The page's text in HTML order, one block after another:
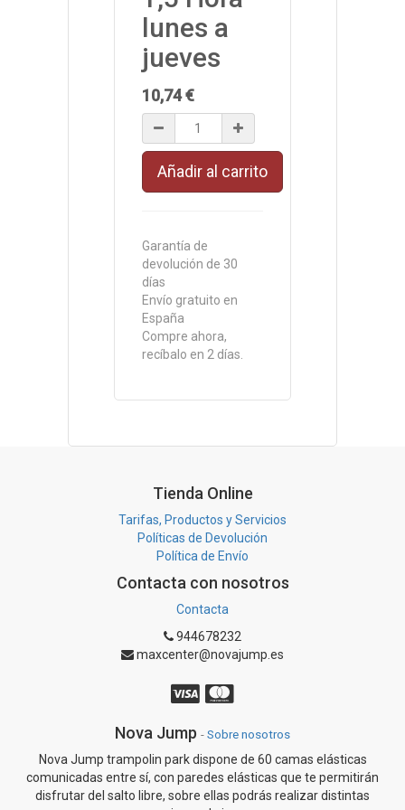
lunes a
jueves
10,74€
Añadir al carrito
Garantía de
devolución de 30
días
Envío gratuito en
España
Compre ahora,
recíbalo en 2 días.
Tienda Online
Tarifas, Productos y Servicios
Políticas de Devolución
Política de Envío
Contacta con nosotros
Contacta
944678232
maxcenter@novajump.es
Nova Jump -Sobre nosotros
Nova Jump trampolin park dispone de 60 camas elásticas
comunicadas entre sí, con paredes elásticas que te permitirán
disfrutar del salto libre, sobre ellas podrás realizar distintas